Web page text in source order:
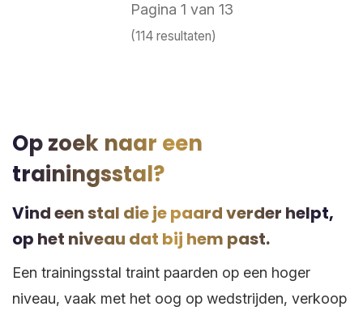
Pagina 1 van 13
(114 resultaten)
Op zoek naar een
trainingsstal?
Vind een stal die je paard verder helpt,
op het niveau dat bij hem past.
Een trainingsstal traint paarden op een hoger
niveau, vaak met het oog op wedstrijden, verkoop